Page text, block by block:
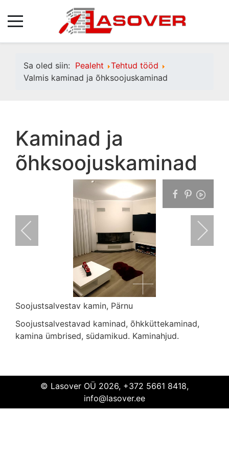
Sa oled siin: Pealeht
Tehtud tööd
Valmis kaminad ja õhksoojuskaminad
Kaminad ja
õhksoojuskaminad
Soojustsalvestav kamin, Pärnu
Soojustsalvestav kamin Pärnu
Soojustsalvestavad kaminad, õhkküttekaminad,
kamina ümbrised, südamikud. Kaminahjud.
© Lasover OÜ 2026, +372 5661 8418,
info@lasover.ee